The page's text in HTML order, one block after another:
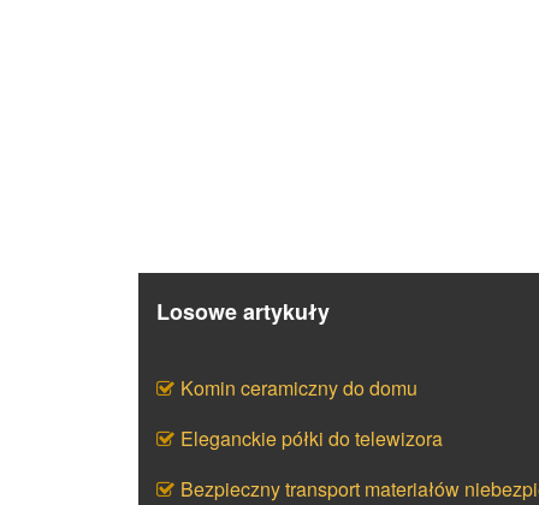
Losowe artykuły
Komin ceramiczny do domu
Eleganckie półki do telewizora
Bezpieczny transport materiałów